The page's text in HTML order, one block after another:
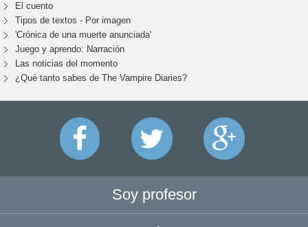
El cuento
Tipos de textos - Por imagen
'Crónica de una muerte anunciada'
Juego y aprendo: Narración
Las noticias del momento
¿Qué tanto sabes de The Vampire Diaries?
Soy profesor